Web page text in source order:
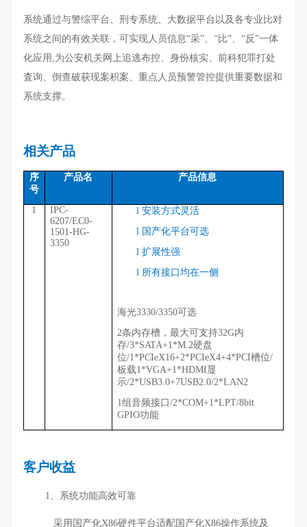
系统通过与警综平台、刑专系统、大数据平台以及各专业比对
系统之间的有效关联，可实现人员信息“采”、“比”、“反”一体
化应用 ,为公安机关网上追逃布控、身份核实、前科犯罪打处
査询、倒查破获现案积案、重点人员预警管控提供重要数据和
系统支撑。
相关产品
序
号
产品名 产品信息
1
IPC-
6207/EC0-
1501-HG-
3350
l 安装方式灵活
l 国产化平台可选
l 扩展性强
l 所有接口均在一侧
海光3330/3350可选
2条内存槽，最大可支持32G内
存/3*SATA+1*M.2硬盘
位/1*PCIeX16+2*PCIeX4+4*PCI槽位/
板载1*VGA+1*HDMI显
示/2*USB3.0+7USB2.0/2*LAN2
1组音频接口 /2*COM+1*LPT/8bit
GPIO功能
客户收益
1、系统功能高效可靠
采用国产化X86硬件平台适配国产化X86操作系统及